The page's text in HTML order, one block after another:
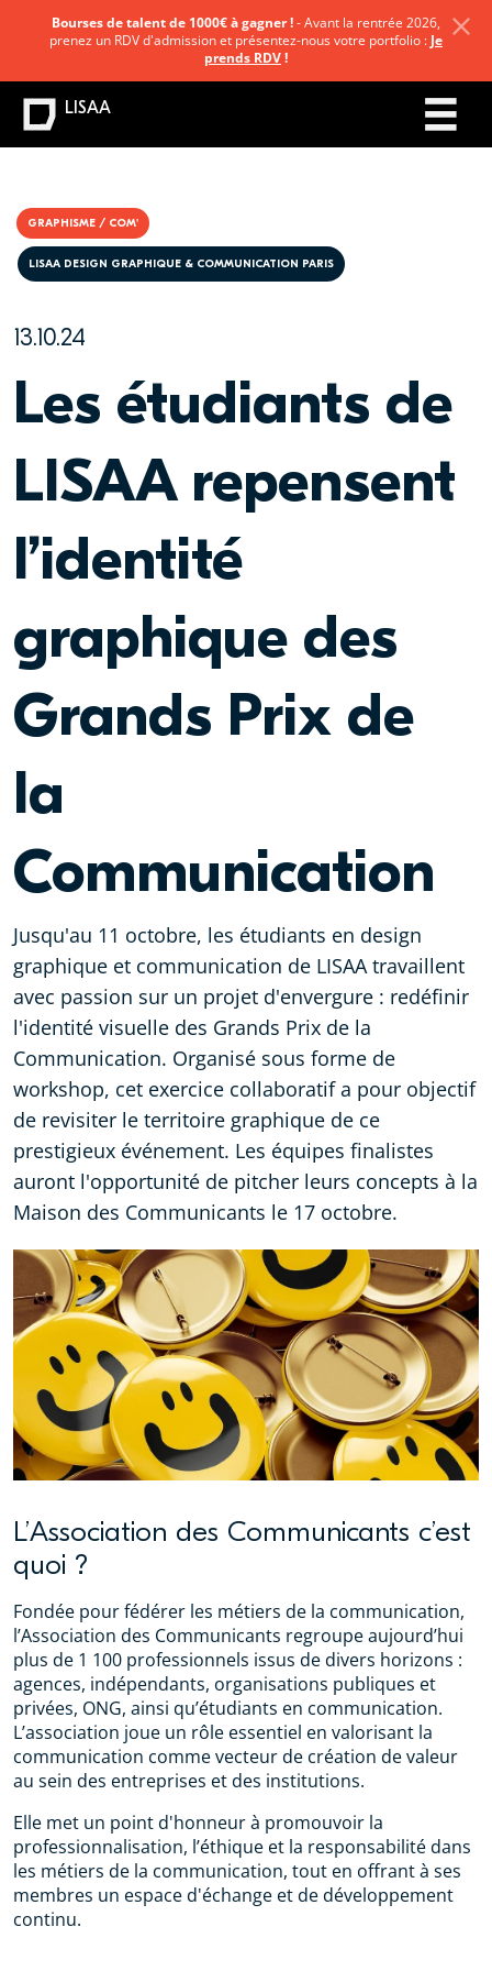
GRAPHISME / COM'
13.10.24
LISAA DESIGN GRAPHIQUE & COMMUNICATION PARIS
Les étudiants de
LISAA repensent
l’identité
graphique des
Grands Prix de
la
Communication
Jusqu'au 11 octobre, les étudiants en design
graphique et communication de LISAA travaillent
avec passion sur un projet d'envergure : redéfinir
l'identité visuelle des Grands Prix de la
Communication. Organisé sous forme de
workshop, cet exercice collaboratif a pour objectif
de revisiter le territoire graphique de ce
prestigieux événement. Les équipes finalistes
auront l'opportunité de pitcher leurs concepts à la
Maison des Communicants le 17 octobre.
L’Association des Communicants c’est
quoi ?
Fondée pour fédérer les métiers de la communication,
l’Association des Communicants regroupe aujourd’hui
plus de 1 100 professionnels issus de divers horizons :
agences, indépendants, organisations publiques et
privées, ONG, ainsi qu’étudiants en communication.
L’association joue un rôle essentiel en valorisant la
communication comme vecteur de création de valeur
au sein des entreprises et des institutions.
Elle met un point d'honneur à promouvoir la
professionnalisation, l’éthique et la responsabilité dans
les métiers de la communication, tout en offrant à ses
membres un espace d'échange et de développement
continu.
Bourses de talent de 1000€ à gagner !- Avant la rentrée 2026,
prenez un RDV d'admission et présentez-nous votre portfolio : Je
prends RDV!
LISAA